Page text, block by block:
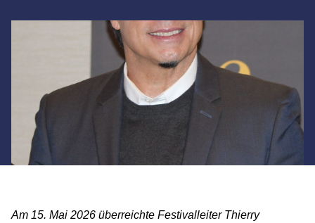
Am 15. Mai 2026 überreichte Festivalleiter Thierry